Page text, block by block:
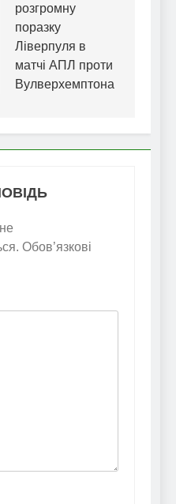
розгромну
поразку
Ліверпуля в
матчі АПЛ проти
Вулверхемптона
Обов’язкові